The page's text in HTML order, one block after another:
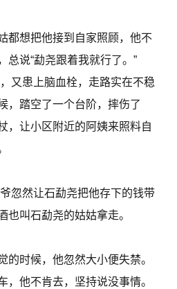
想把他接到自家照顾，他不
总说“勐尧跟着我就行了。”
又患上脑血栓，走路实在不稳
，踏空了一个台阶，摔伤了
，让小区附近的阿姨来照料自
然让石勐尧把他存下的钱带
也叫石勐尧的姑姑拿走。
时候，他忽然大小便失禁。
，他不肯去，坚持说没事情。